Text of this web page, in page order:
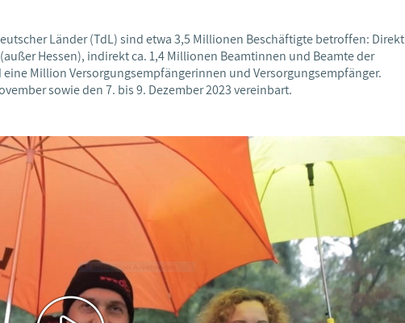
Länder (TdL) sind etwa 3,5 Millionen Beschäftigte betroffen: Direkt
Hessen), indirekt ca. 1,4 Millionen Beamtinnen und Beamte der
Million Versorgungsempfängerinnen und Versorgungsempfänger.
sowie den 7. bis 9. Dezember 2023 vereinbart.